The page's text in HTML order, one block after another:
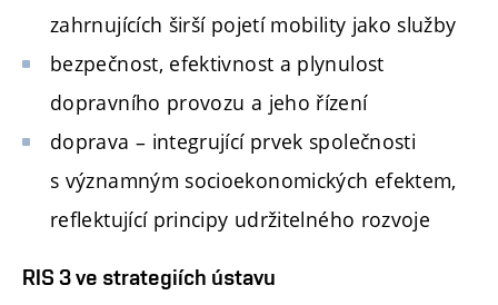
zahrnujících širší pojetí mobility jako služby
bezpečnost, efektivnost a plynulost
dopravního provozu a jeho řízení
doprava – integrující prvek společnosti
s významným socioekonomických efektem,
reflektující principy udržitelného rozvoje
RIS 3 ve strategiích ústavu